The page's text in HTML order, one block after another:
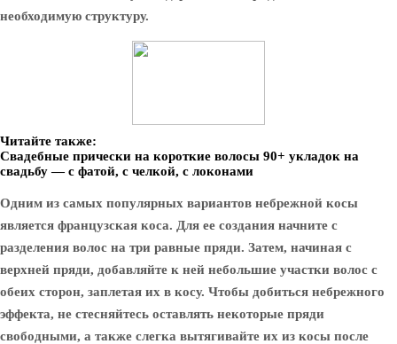
необходимую структуру.
Читайте также:
Свадебные прически на короткие волосы 90+ укладок на
свадьбу — с фатой, с челкой, с локонами
Одним из самых популярных вариантов небрежной косы
является французская коса. Для ее создания начните с
разделения волос на три равные пряди. Затем, начиная с
верхней пряди, добавляйте к ней небольшие участки волос с
обеих сторон, заплетая их в косу. Чтобы добиться небрежного
эффекта, не стесняйтесь оставлять некоторые пряди
свободными, а также слегка вытягивайте их из косы после